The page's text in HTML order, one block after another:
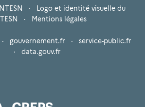
·
Logo et identité visuelle du
· Mentions légales
· gouvernement.fr · service-public.fr
· data.gouv.fr